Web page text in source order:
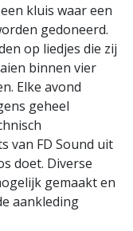
kluis waar een
gedoneerd.
op liedjes die zij
binnen vier
Elke avond
geheel
van FD Sound uit
doet. Diverse
gemaakt en
aankleding